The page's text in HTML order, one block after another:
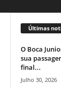
Últimas
O Boca
sua
final...
Julho 30, 2026